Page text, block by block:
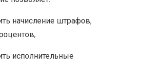
начисление штрафов,
исполнительные